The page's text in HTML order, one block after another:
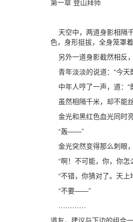
第一章 登山拜师
天空中，两道身影相隔
色，身形挺拔，全身笼罩
另外一道身影截然相反
青年淡淡的说道：“今天
中年人哼了一声，道：“
虽然相隔千米，却不能
金光和黑红色血光同时
“轰——”
金光突然变得那么刺眼
“啊！不可能，你，你怎
“不错，你猜对了。天
“不要——”
…………